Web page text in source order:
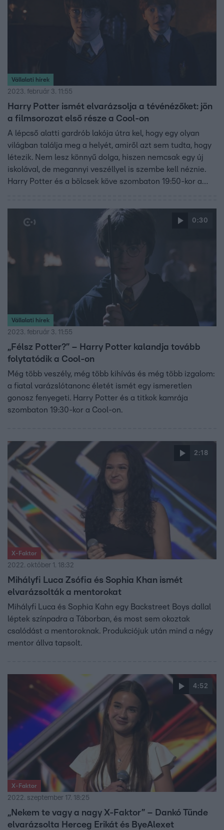
Vállalati hírek
2023. február 3. 11:55
Harry Potter ismét elvarázsolja a tévénézőket: jön
a filmsorozat első része a Cool-on
A lépcső alatti gardrób lakója útra kel, hogy egy olyan
világban találja meg a helyét, amiről azt sem tudta, hogy
létezik. Nem lesz könnyű dolga, hiszen nemcsak egy új
iskolával, de megannyi veszéllyel is szembe kell néznie.
Harry Potter és a bölcsek köve szombaton 19:50-kor a
0:30
Vállalati hírek
2023. február 3. 11:55
„Félsz Potter?” – Harry Potter kalandja tovább
folytatódik a Cool-on
Még több veszély, még több kihívás és még több izgalom:
a fiatal varázslótanonc életét ismét egy ismeretlen
gonosz fenyegeti. Harry Potter és a titkok kamrája
szombaton 19:30-kor a Cool-on.
2:18
X-Faktor
2022. október 1. 18:32
Mihályfi Luca Zsófia és Sophia Khan ismét
elvarázsolták a mentorokat
Mihályfi Luca és Sophia Kahn egy Backstreet Boys dallal
léptek színpadra a Táborban, és most sem okoztak
csalódást a mentoroknak. Produkciójuk után mind a négy
mentor állva tapsolt.
4:52
X-Faktor
2022. szeptember 17. 18:25
„Nekem te vagy a nagy X-Faktor” – Dankó Tünde
elvarázsolta Herceg Erikát és ByeAlexet